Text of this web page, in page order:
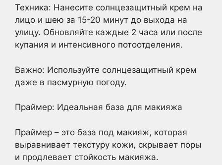
Техника: Нанесите солнцезащитный крем на
лицо и шею за 15-20 минут до выхода на
улицу. Обновляйте каждые 2 часа или после
купания и интенсивного потоотделения.
Важно: Используйте солнцезащитный крем
даже в пасмурную погоду.
Праймер: Идеальная база для макияжа
Праймер – это база под макияж, которая
выравнивает текстуру кожи, скрывает поры
и продлевает стойкость макияжа.